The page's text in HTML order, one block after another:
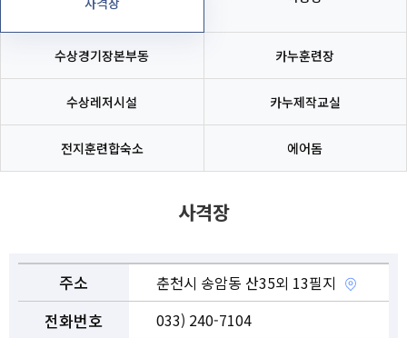
사격장
거두리인조구장
만천게이트볼장
석사동 무릉공원
서면파크골프장
소양강파크골프장
인공암벽장
X-게임장
사격장
카누훈련장
수상레저시설
수상경기장본부동 카누훈련장
수상레저시설 카누제작교실
전지훈련합숙소 에어돔
주소 춘천시 송암동 산35외 13필지
전화번호 033) 240-7104